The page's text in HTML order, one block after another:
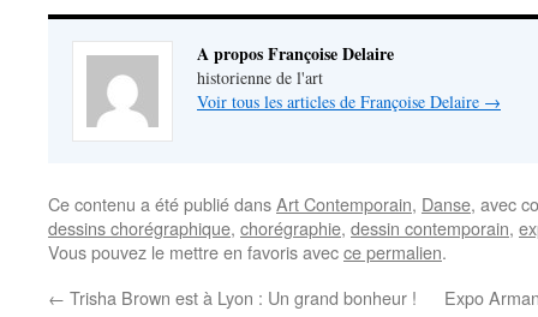
A propos Françoise Delaire
historienne de l'art
Voir tous les articles de Françoise Delaire →
Ce contenu a été publié dansArt Contemporain, Danse, avec
dessins chorégraphique, chorégraphie, dessin contemporain,
Vous pouvez le mettre en favoris avecce permalien.
← Trisha Brown est à Lyon : Un grand bonheur ! Expo